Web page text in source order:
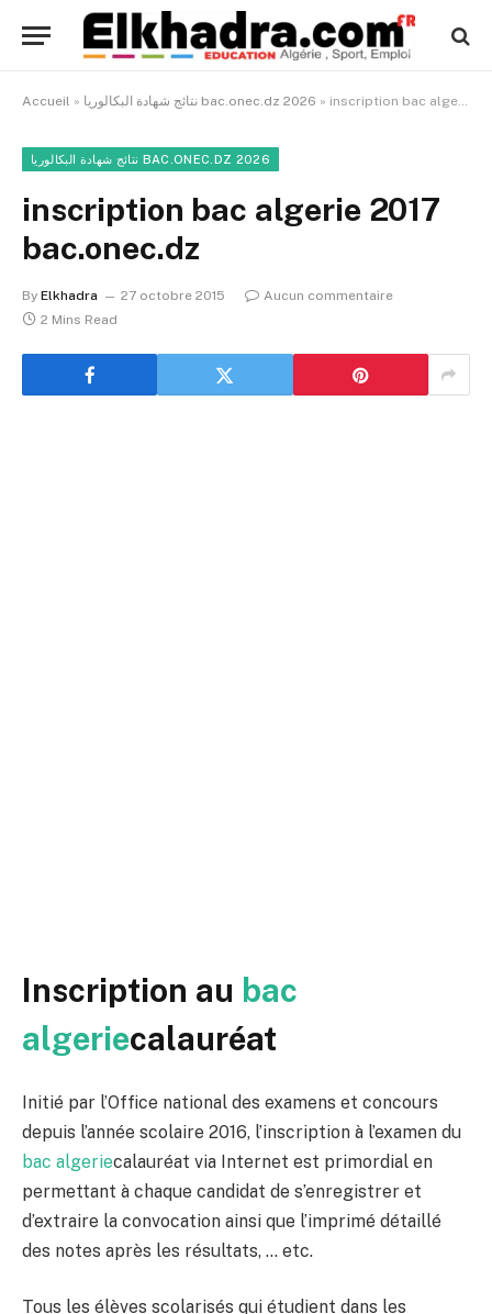
Accueil » نتائج شهادة البكالوريا bac.onec.dz 2026 » inscription bac algerie 2017 bac.onec.dz
نتائج شهادة البكالوريا BAC.ONEC.DZ 2026
inscription bac algerie 2017
bac.onec.dz
By Elkhadra 27 octobre 2015
Aucun commentaire
2 Mins Read
Inscription au bac
algeriecalauréat
Initié par l’Office national des examens et concours
depuis l’année scolaire 2016, l’inscription à l’examen du
bac algeriecalauréat via Internet est primordial en
permettant à chaque candidat de s’enregistrer et
d’extraire la convocation ainsi que l’imprimé détaillé
des notes après les résultats, … etc.
Tous les élèves scolarisés qui étudient dans les